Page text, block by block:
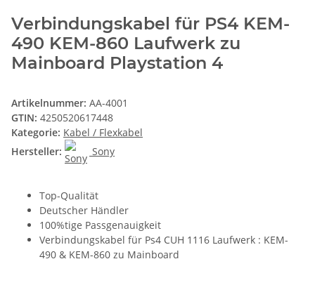
Verbindungskabel für PS4 KEM-
490 KEM-860 Laufwerk zu
Mainboard Playstation 4
Artikelnummer: AA-4001
GTIN: 4250520617448
Kategorie: Kabel / Flexkabel
Hersteller:
Sony
Top-Qualität
Deutscher Händler
100%tige Passgenauigkeit
Verbindungskabel für Ps4 CUH 1116 Laufwerk : KEM-
490 & KEM-860 zu Mainboard